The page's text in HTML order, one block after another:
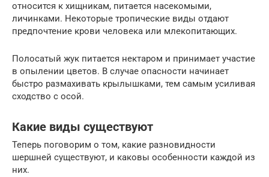
относится к хищникам, питается насекомыми,
личинками. Некоторые тропические виды отдают
предпочтение крови человека или млекопитающих.
Полосатый жук питается нектаром и принимает участие
в опылении цветов. В случае опасности начинает
быстро размахивать крылышками, тем самым усиливая
сходство с осой.
Какие виды существуют
Теперь поговорим о том, какие разновидности
шершней существуют, и каковы особенности каждой из
них.